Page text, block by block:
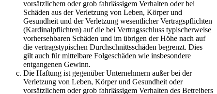
vorsätzlichem oder grob fahrlässigem Verhalten oder bei
Schäden aus der Verletzung von Leben, Körper und
Gesundheit und der Verletzung wesentlicher Vertragspflichten
(Kardinalpflichten) auf die bei Vertragsschluss typischerweise
vorhersehbaren Schäden und im übrigen der Höhe nach auf
die vertragstypischen Durchschnittsschäden begrenzt. Dies
gilt auch für mittelbare Folgeschäden wie insbesondere
entgangenen Gewinn.
Die Haftung ist gegenüber Unternehmern außer bei der
Verletzung von Leben, Körper und Gesundheit oder
vorsätzlichem oder grob fahrlässigem Verhalten des Betreibers